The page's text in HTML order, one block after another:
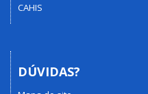
CAHIS
DÚVIDAS?